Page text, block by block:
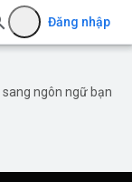
Đăng nhập
ngôn ngữ bạn